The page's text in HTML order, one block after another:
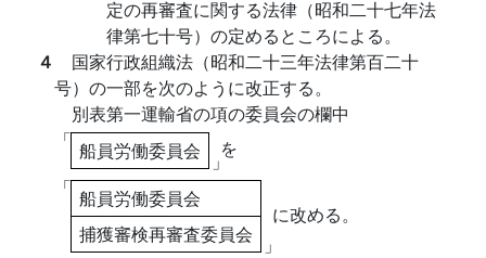
定の再審査に関する法律（昭和二十七年法
律第七十号）の定めるところによる。
４ 国家行政組織法（昭和二十三年法律第百二十
号）の一部を次のように改正する。
別表第一運輸省の項の委員会の欄中
「 船員労働委員会 」
を
「 船員労働委員会
捕獲審検再審査委員会
」
に改める。